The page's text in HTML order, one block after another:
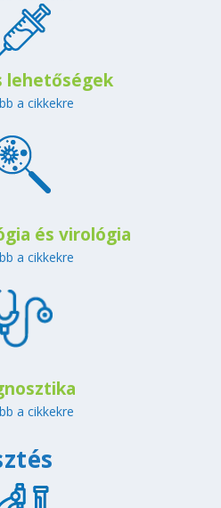
lehetőségek
a cikkekre
és virológia
a cikkekre
a cikkekre